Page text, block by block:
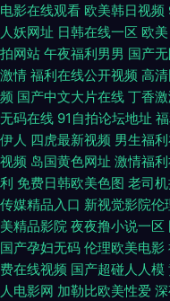
机午夜av wwwav播放 午夜不
看 国产成人综合狼操 欧洲另
资源av 中文字幕82女同另类
最新在线播放 三级黄色毛片
在视频 91伦乱在线 密臀AV在
野结衣四区 亚洲一区二区黄色
色色视频 高清无码黑丝HD
电影在线观看 欧美韩日视频
人妖网址 日韩在线一区 欧
拍网站 午夜福利男男 国产
激情 福利在线公开视频 高
频 国产中文大片在线 丁香
无码在线 91自拍论坛地址
伊人 四虎最新视频 男生福
视频 岛国黄色网址 激情福
利 免费日韩欧美色图 老司
传媒精品入口 新视觉影院伦
美精品影院 夜夜撸小说一区
国产孕妇无码 伦理欧美电影
费在线视频 国产超碰人人模
人电影网 加勒比欧美性爱